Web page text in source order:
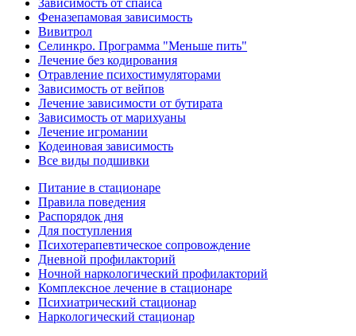
Зависимость от спайса
Феназепамовая зависимость
Вивитрол
Селинкро. Программа "Меньше пить"
Лечение без кодирования
Отравление психостимуляторами
Зависимость от вейпов
Лечение зависимости от бутирата
Зависимость от марихуаны
Лечение игромании
Кодеиновая зависимость
Все виды подшивки
Питание в стационаре
Правила поведения
Распорядок дня
Для поступления
Психотерапевтическое сопровождение
Дневной профилакторий
Ночной наркологический профилакторий
Комплексное лечение в стационаре
Психиатрический стационар
Наркологический стационар